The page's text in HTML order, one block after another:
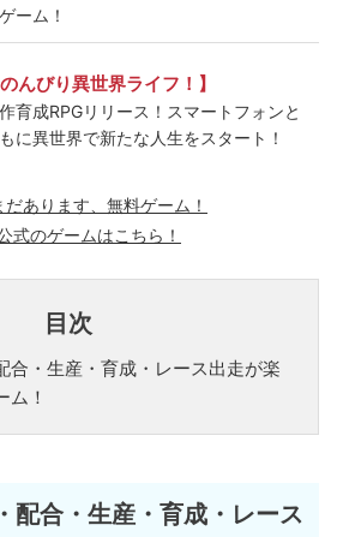
ーム！
のんびり異世界ライフ！】
育成RPGリリース！スマートフォンと
に異世界で新たな人生をスタート！
だあります、無料ゲーム！
式のゲームはこちら！
目次
合・生産・育成・レース出走が楽
ム！
配合・生産・育成・レース